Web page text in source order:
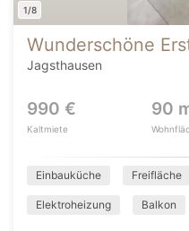
1/8
Wunderschöne
Jagsthausen
990 €
Kaltmiete
90
Einbauküche Freifläche
Elektroheizung Balkon